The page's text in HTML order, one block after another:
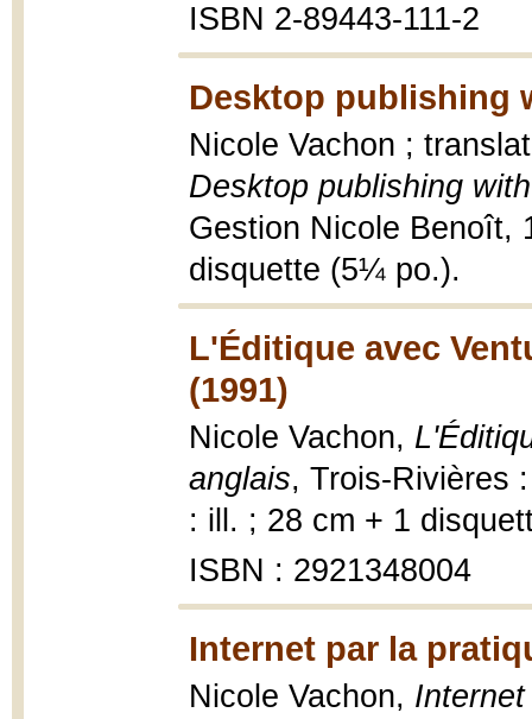
ISBN 2-89443-111-2
Desktop publishing
Nicole Vachon ;
Desktop publishing
Gestion Nicole Benoît,
disquette (5¼ po.).
L'Éditique avec
(1991)
Nicole Vachon,
anglais, Trois-Rivières
: ill. ; 28 cm + 1
ISBN : 2921348004
Internet par la
Nicole Vachon,